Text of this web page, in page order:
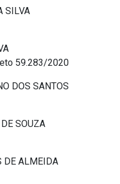
DA SILVA
DA SILVA
59.283/2020
DOS SANTOS
DE SOUZA
DE ALMEIDA